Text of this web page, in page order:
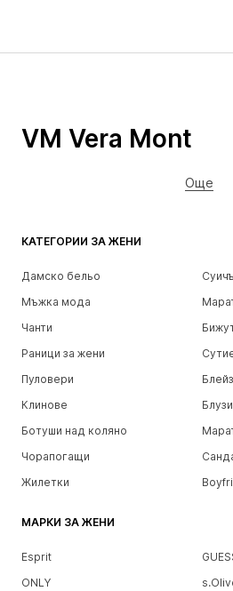
КАТЕГОРИИ ЗА ЖЕНИ
Дамско бельо
Мъжка мода
Чанти
Раници за жени
Пуловери
Клинове
Ботуши над коляно
Чорапогащи
Жилетки
МАРКИ ЗА ЖЕНИ
Esprit
ONLY
VM Vera Mont
Още